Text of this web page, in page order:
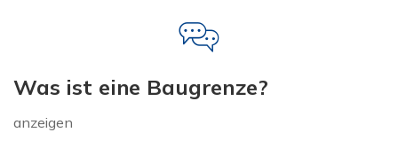
Was ist eine Baugrenze?
anzeigen